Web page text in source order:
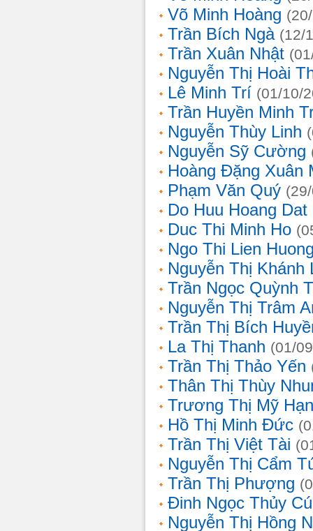
Võ Minh Hoàng
Trần Bích Ngà (12/
Trần Xuân Nhật
Nguyễn Thị Hoài
Lê Minh Trí (01/10/
Trần Huyền Minh
Nguyễn Thùy Linh
Nguyễn Sỹ Cường
Hoàng Đặng Xuân
Phạm Văn Quý
Do Huu Hoang Dat
Duc Thi Minh Ho
Ngo Thi Lien
Nguyễn Thị Khánh
Trần Ngọc Quỳnh
Nguyễn Thị Trâm
Trần Thị Bích
La Thị Thanh (01/
Trần Thị Thảo Yến
Thân Thị Thùy
Trương Thị Mỹ
Hồ Thị Minh Đức
Trần Thị Việt Tài
Nguyễn Thị Cẩm
Trần Thị Phượng
Đinh Ngọc Thủy
Nguyễn Thị Hồng